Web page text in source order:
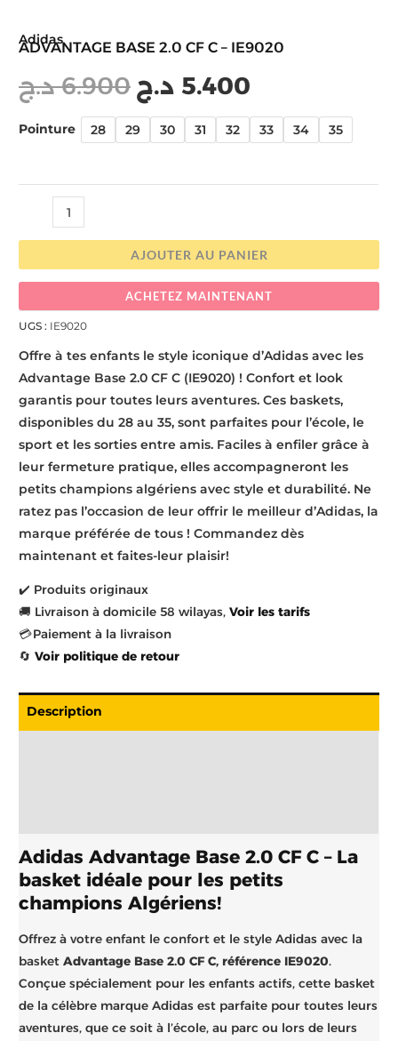
Adidas
ADVANTAGE BASE 2.0 CF C – IE9020
6.900 د.ج 5.400 د.ج
Pointure 28 29 30 31 32 33 34 35
AJOUTER AU PANIER
ACHETEZ MAINTENANT
UGS : IE9020
Offre à tes enfants le style iconique d’Adidas avec les
Advantage Base 2.0 CF C (IE9020) ! Confort et look
garantis pour toutes leurs aventures. Ces baskets,
disponibles du 28 au 35, sont parfaites pour l’école, le
sport et les sorties entre amis. Faciles à enfiler grâce à
leur fermeture pratique, elles accompagneront les
petits champions algériens avec style et durabilité. Ne
ratez pas l’occasion de leur offrir le meilleur d’Adidas, la
marque préférée de tous ! Commandez dès
maintenant et faites-leur plaisir!
✔️ Produits originaux
🚚 Livraison à domicile 58 wilayas, Voir les tarifs
💳 Paiement à la livraison
🔄 Voir politique de retour
Description
Adidas Advantage Base 2.0 CF C – La
basket idéale pour les petits
champions Algériens!
Offrez à votre enfant le confort et le style Adidas avec la
basketAdvantage Base 2.0 CF C, référence IE9020.
Conçue spécialement pour les enfants actifs, cette basket
de la célèbre marque Adidas est parfaite pour toutes leurs
aventures, que ce soit à l’école, au parc ou lors de leurs